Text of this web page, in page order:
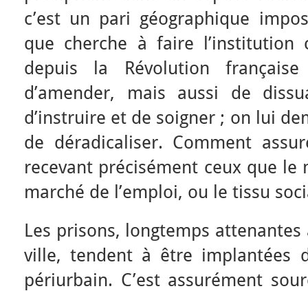
c’est un pari géographique
que cherche à faire l’institution
depuis la Révolution
d’amender, mais aussi de
d’instruire et de soigner ; on lui
de déradicaliser. Comment
recevant précisément ceux que le
marché de l’emploi, ou le tissu
Les prisons, longtemps
ville, tendent à être implantées
périurbain. C’est assurément